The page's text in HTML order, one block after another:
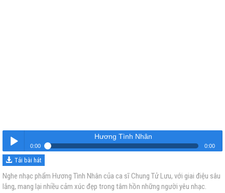
Nghe
Hương Tình Nhân
0:00 0:00
Hương Tình Nhân
Tải bài hát
Nghe nhạc phẩm Hương Tình Nhân của ca sĩ Chung Tử Lưu, với giai điệu sâu
lắng, mang lại nhiều cảm xúc đẹp trong tâm hồn những người yêu nhạc.